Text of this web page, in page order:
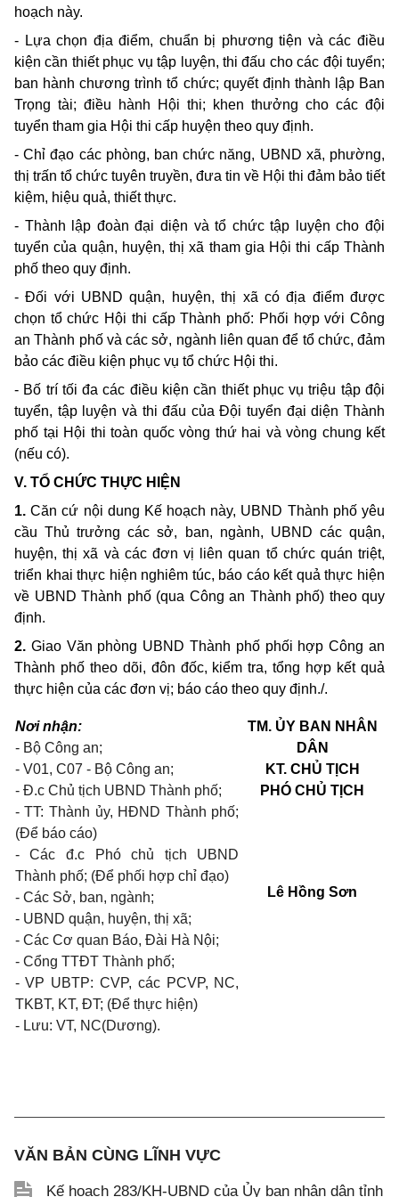
hoạch này.
- Lựa chọn địa điểm, chuẩn bị phương tiện và các điều
kiện cần thiết phục vụ tập luyện, thiđấu chocác đội tuyển;
ban hành chương trình tổ chức; quyết định thành lập Ban
Trọng tài; điều hành Hội thi; khen thưởng cho các đội
tuyển tham gia Hội thi cấp huyện theo quy định.
-Chỉ đạo các phòng, banchức năng, UBND xã, phường,
thị trấn tổ chức tuyên truyền, đưa tin về Hội thi đảm bảo tiết
kiệm, hiệu quả, thiết thực.
- Thành lập đoàn đại diện và tổ chức tập luyệnchođội
tuyển của quận, huyện, thị xã tham gia Hộithi cấp Thành
phố theo quy định.
-Đối với UBNDquận, huyện, thị xã có địa điểm được
chọn tổ chức Hội thi cấp Thành phố: Phối hợp với Công
anThành phố và các sở, ngành liên quanđể tổ chức, đảm
bảo các điều kiện phục vụ tổ chức Hội thi.
- Bố trí tối đa các điều kiện cần thiết phục vụ triệu tập đội
tuyển, tập luyện và thiđấu của Đội tuyển đại diện Thành
phố tại Hội thi toàn quốc vòng thứ hai và vòng chung kết
(nếu có).
V. TỔ CHỨC THỰC HIỆN
1.Căn cứ nội dung Kế hoạch này, UBND Thành phố yêu
cầu Thủ trưởng các sở,
ban, ngành, UBND các quận,
huyện, thị xã và các đơn vị liênquan tổ chức quán triệt,
triển khaithực hiện nghiêm túc, báo cáo kết quả thực hiện
về UBND Thành phố (qua Công an Thành phố) theo quy
định.
2. Giao Văn phòng UBNDThành phố phối hợp Côngan
Thành phố theo dõi, đôn đốc, kiểmtra,tổng hợp kết quả
thực hiện của các đơn vị; báo cáo theo quy định./.
Nơi nhận:
- Bộ Công an;
- V01, C07 - Bộ Công an;
- Đ.c Chủ tịch UBND Thành phố;
- TT: Thành ủy, HĐND Thành phố;
(Để báo cáo)
- Các đ.c Phó chủ tịch UBND
Thành phố; (Để phối hợp chỉ đạo)
- Các Sở, ban, ngành;
- UBND quận, huyện, thị xã;
- Các Cơ quan Báo, Đài Hà Nội;
- Cổng TTĐT Thành phố;
- VP UBTP: CVP, các PCVP, NC,
TKBT, KT, ĐT; (Để thực hiện)
- Lưu: VT, NC(Dương).
TM. ỦY BAN NHÂN
DÂN
KT. CHỦ TỊCH
PHÓ CHỦ TỊCH
Lê Hồng Sơn
VĂN BẢN CÙNG LĨNH VỰC
Kế hoạch 283/KH-UBND của Ủy ban nhân dân tỉnh